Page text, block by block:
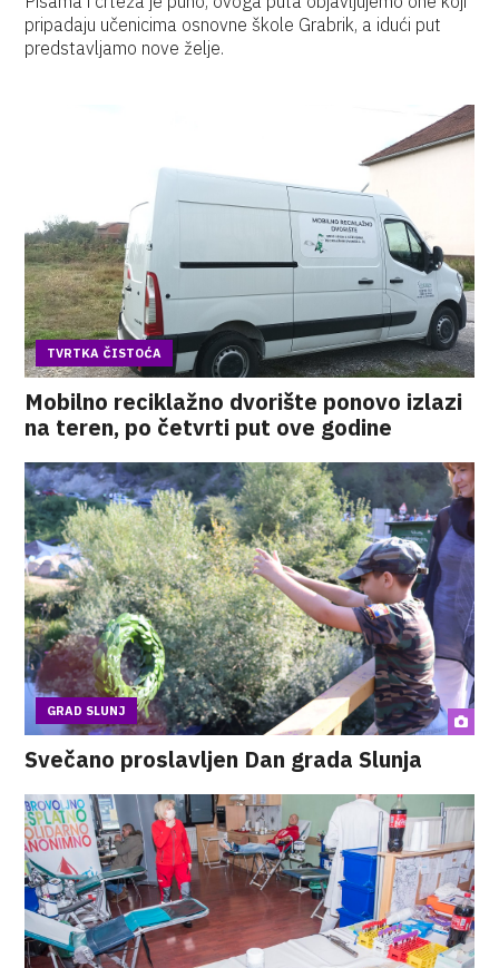
pripadaju učenicima osnovne škole Grabrik, a idući put
predstavljamo nove želje.
TVRTKA ČISTOĆA
Mobilno reciklažno dvorište ponovo izlazi
na teren, po četvrti put ove godine
GRAD SLUNJ
Svečano proslavljen Dan grada Slunja